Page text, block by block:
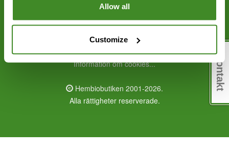
Allow all
Customize
Alla priser inklusive moms
0,10 | 802
Information om cookies...
Hembiobutiken 2001-2026.
Alla rättigheter reserverade.
Kontakt